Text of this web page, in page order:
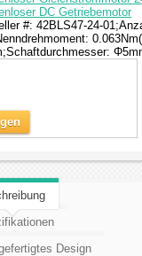
DC Getriebemotor
#: 42BLS47-24-
Design